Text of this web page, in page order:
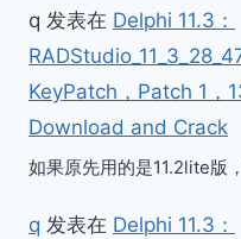
q 发表在 Delphi 11.3：
KeyPatch，Patch 1，
Download and Crack
如果原先用的是11.2lite版
q 发表在 Delphi 11.3：